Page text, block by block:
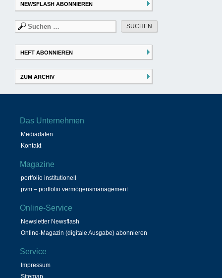
NEWSFLASH ABONNIEREN
Suchen
nach:
HEFT ABONNIEREN
ZUM ARCHIV
Das Unternehmen
Mediadaten
Kontakt
Magazine
portfolio institutionell
pvm – portfolio vermögensmanagement
Online-Service
Newsletter Newsflash
Online-Magazin (digitale Ausgabe) abonnieren
Service
Impressum
Sitemap